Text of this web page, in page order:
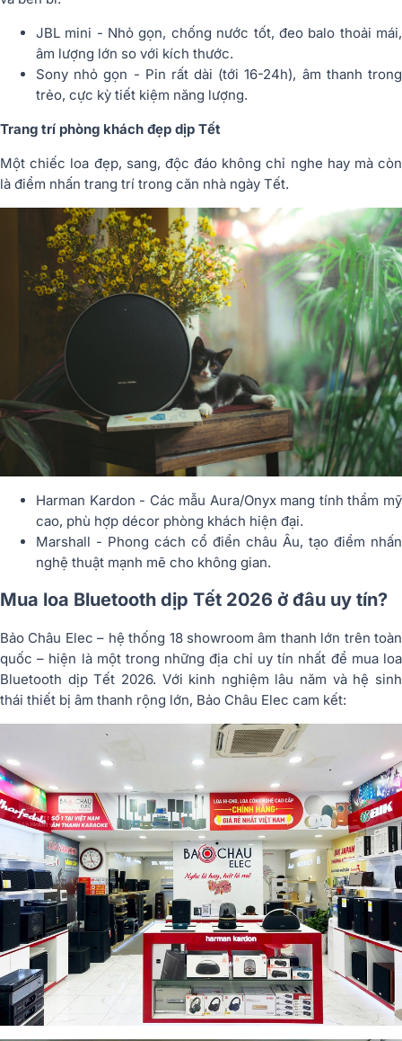
JBL mini - Nhỏ gọn, chống nước tốt, đeo balo thoải mái,
âm lượng lớn so với kích thước.
Sony nhỏ gọn - Pin rất dài (tới 16-24h), âm thanh trong
trẻo, cực kỳ tiết kiệm năng lượng.
Trang trí phòng khách đẹp dịp Tết
Một chiếc loa đẹp, sang, độc đáo không chỉ nghe hay mà còn
là điểm nhấn trang trí trong căn nhà ngày Tết.
Harman Kardon - Các mẫu Aura/Onyx mang tính thẩm mỹ
cao, phù hợp décor phòng khách hiện đại.
Marshall - Phong cách cổ điển châu Âu, tạo điểm nhấn
nghệ thuật mạnh mẽ cho không gian.
Mua loa Bluetooth dịp Tết 2026 ở đâu uy tín?
Bảo Châu Elec – hệ thống 18 showroom âm thanh lớn trên toàn
quốc – hiện là một trong những địa chỉ uy tín nhất để mua loa
Bluetooth dịp Tết 2026. Với kinh nghiệm lâu năm và hệ sinh
thái thiết bị âm thanh rộng lớn, Bảo Châu Elec cam kết: